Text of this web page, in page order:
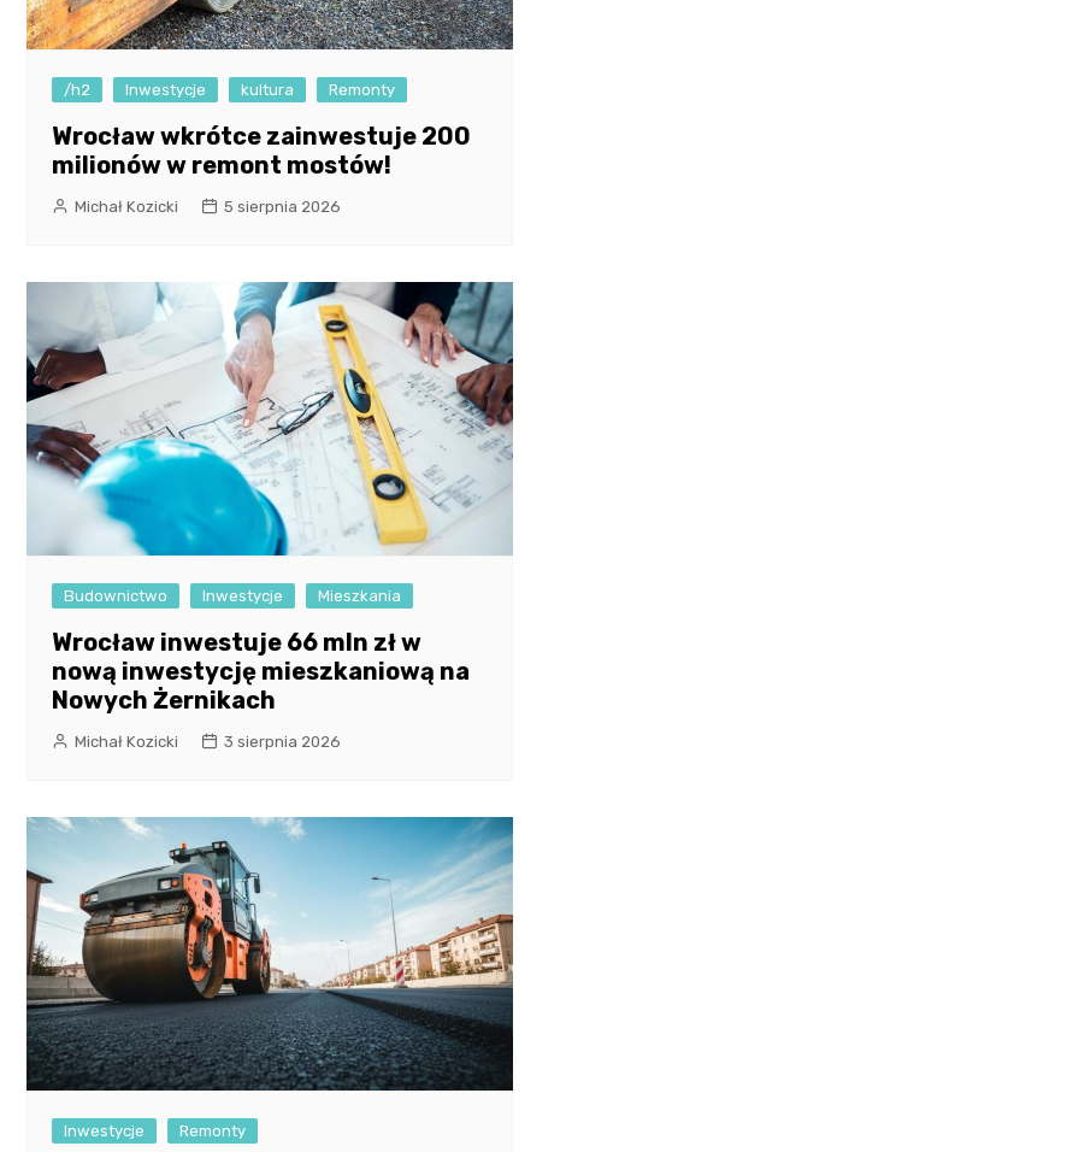
/h2 Inwestycje kultura Remonty
Wrocław wkrótce zainwestuje 200
milionów w remont mostów!
Michał Kozicki 5 sierpnia 2026
Budownictwo Inwestycje Mieszkania
Wrocław inwestuje 66 mln zł w
nową inwestycję mieszkaniową na
Nowych Żernikach
Michał Kozicki 3 sierpnia 2026
Inwestycje Remonty